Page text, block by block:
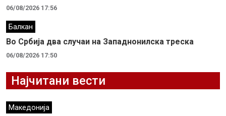
06/08/2026 17:56
Балкан
Во Србија два случaи на Западнонилска треска
06/08/2026 17:50
Најчитани вести
Македонија